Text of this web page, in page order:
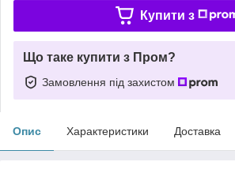
Купити з
Що таке купити з Пром?
Замовлення під захистом
Опис Характеристики Доставка